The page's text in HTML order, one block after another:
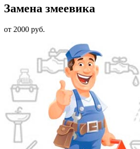
Замена змеевика
от 2000 руб.